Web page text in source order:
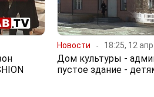
Новости 18:25, 12
Дом культуры -
пустое здание -